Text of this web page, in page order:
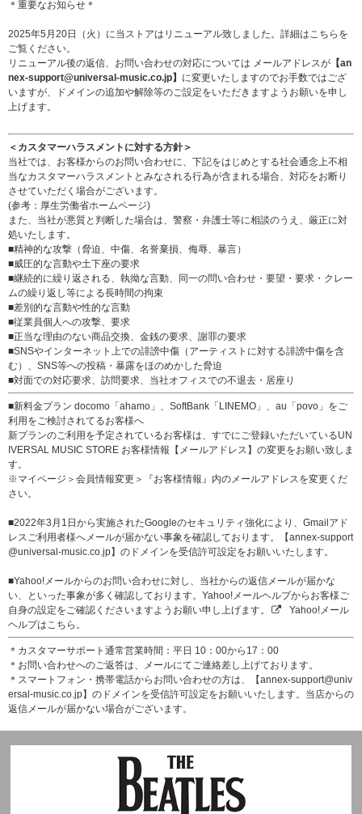
＊重要なお知らせ＊
2025年5月20日（火）に当ストアはリニューアル致しました。詳細はこちら を
ご覧ください。
リニューアル後の返信、お問い合わせの対応については メールアドレスが 【an
nex-support@universal-music.co.jp】 に変更いたしますのでお手数ではござ
いますが、ドメインの追加や解除等のご設定をいただきますようお願いを申し
上げます。
＜カスタマーハラスメントに対する方針＞
当社では、お客様からのお問い合わせに、下記をはじめとする社会通念上不相
当なカスタマーハラスメントとみなされる行為が含まれる場合、対応をお断り
させていただく場合がございます。
(参考： 厚生労働省ホームページ)
また、当社が悪質と判断した場合は、警察・弁護士等に相談のうえ、厳正に対
処いたします。
■精神的な攻撃（脅迫、中傷、名誉棄損、侮辱、暴言）
■威圧的な言動や土下座の要求
■継続的に繰り返される、執拗な言動、同一の問い合わせ・要望・要求・クレー
ムの繰り返し等による長時間の拘束
■差別的な言動や性的な言動
■従業員個人への攻撃、要求
■正当な理由のない商品交換、金銭の要求、謝罪の要求
■SNSやインターネット上での誹謗中傷（アーティストに対する誹謗中傷を含
む）、SNS等への投稿・暴露をほのめかした脅迫
■対面での対応要求、訪問要求、当社オフィスでの不退去・居座り
■新料金プラン docomo「ahamo」、SoftBank「LINEMO」、au「povo」をご
利用をご検討されてるお客様へ
新プランのご利用を予定されているお客様は、すでにご登録いただいているUN
IVERSAL MUSIC STORE お客様情報【メールアドレス】の変更をお願い致しま
す。
※マイページ＞会員情報変更＞『お客様情報』内のメールアドレスを変更くだ
さい。
■2022年3月1日から実施されたGoogleのセキュリティ強化により、Gmailアド
レスご利用者様へメールが届かない事象を確認しております。【annex-support
@universal-music.co.jp】のドメインを受信許可設定をお願いいたします。
■Yahoo!メールからのお問い合わせに対し、当社からの返信メールが届かな
い、といった事象が多く確認しております。Yahoo!メールヘルプからお客様ご
自身の設定をご確認くださいますようお願い申し上げます。
Yahoo!メール
ヘルプはこちら。
＊カスタマーサポート通常営業時間：平日 10：00から17：00
＊お問い合わせへのご返答は、メールにてご連絡差し上げております。
＊スマートフォン・携帯電話からお問い合わせの方は、【annex-support@univ
ersal-music.co.jp】のドメインを受信許可設定をお願いいたします。当店からの
返信メールが届かない場合がございます。